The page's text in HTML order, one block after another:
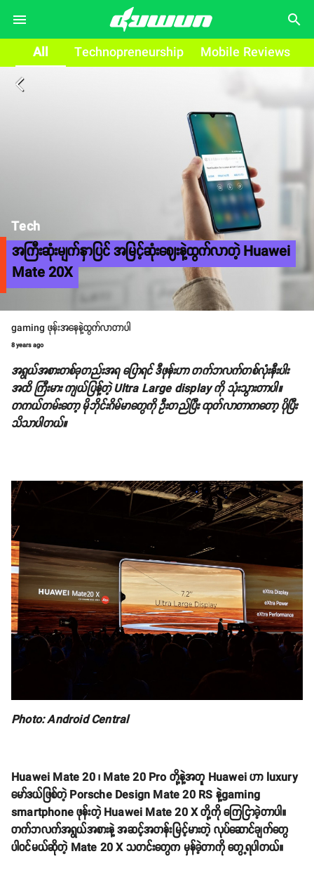
search
All Technopreneurship Mobile Reviews
arrow_back_ios
Tech
အကြီးဆုံးမျက်နှာပြင် အမြင့်ဆုံးဈေးနဲ့ထွက်လာတဲ့ Huawei
Mate 20X
gaming ဖုန်းအနေနဲ့ထွက်လာတာပါ
8 years ago
အရွယ်အစားတစ်ခုတည်းအရ ပြောရင် ဒီဖုန်းဟာ တက်ဘလက်တစ်လုံးနီးပါး
အထိ ကြီးမား ကျယ်ပြန့်တဲ့ Ultra Large display ကို သုံးသွားတာပါ။
တကယ်တမ်းတော့ မိုဘိုင်းဂိမ်မာတွေကို ဦးတည်ပြီး ထုတ်လာတာကတော့ ပိုပြီး
သိသာပါတယ်။
Photo: Android Central
Huawei Mate 20 ၊ Mate 20 Pro တို့နဲ့အတူ Huawei ဟာ luxury
မော်ဒယ်ဖြစ်တဲ့ Porsche Design Mate 20 RS နဲ့gaming
smartphone ဖုန်းတဲ့ Huawei Mate 20 X တို့ကို ကြေငြာခဲ့တာပါ။
တက်ဘလက်အရွယ်အစားနဲ့ အဆင့်အတန်းမြင့်မားတဲ့ လုပ်ဆောင်ချက်တွေ
ပါဝင်မယ်ဆိုတဲ့ Mate 20 X သတင်းတွေက မှန်ခဲ့တာကို တွေ့ရပါတယ်။